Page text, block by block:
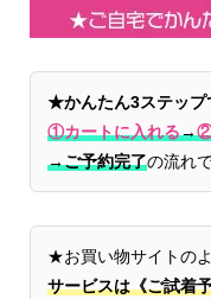
★かんたん3ステップ
①カートに入れる→②
→ご予約完了の流れで
★お買い物サイトの
サービスは《ご試着